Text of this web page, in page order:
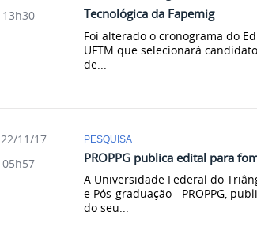
Tecnológica da Fapemig
Foi alterado o cronograma do
UFTM que selecionará
de...
13h30
PESQUISA
PROPPG publica edital para
A Universidade Federal do
e Pós-graduação - PROPPG,
do seu...
22/11/17
05h57